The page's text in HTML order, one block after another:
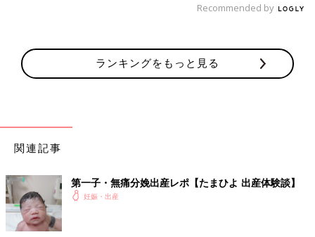
Recommended by
ランキングをもっと見る
関連記事
第一子・無痛分娩出産レポ【たまひよ 出産体験談】
妊娠・出産